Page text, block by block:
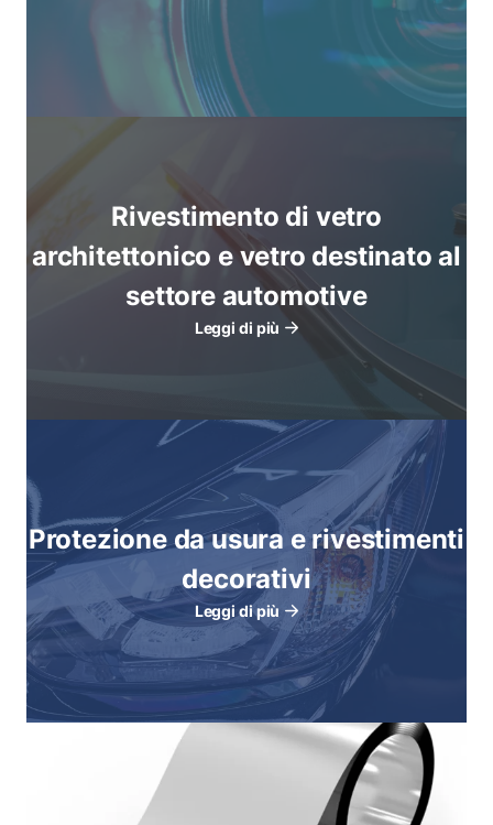
Rivestimento di vetro
architettonico e vetro destinato al
settore automotive
Leggi di più
Protezione da usura e rivestimenti
decorativi
Leggi di più